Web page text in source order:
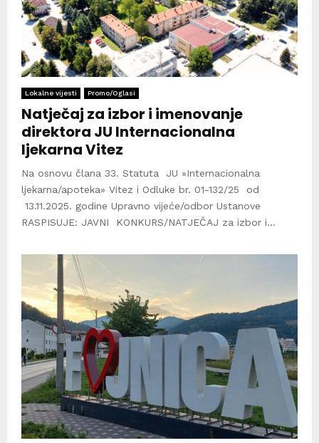
Lokalne vijesti Promo/Oglasi
Natječaj za izbor i imenovanje
direktora JU Internacionalna
ljekarna Vitez
Na osnovu člana 33. Statuta JU »Internacionalna
ljekarna/apoteka» Vitez i Odluke br. 01-132/25 od
13.11.2025. godine Upravno vijeće/odbor Ustanove
RASPISUJE: JAVNI KONKURS/NATJEČAJ za izbor i...